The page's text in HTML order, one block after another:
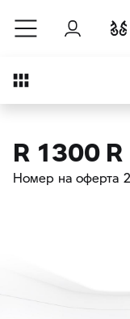
Към основното
Вход
Преглед
R 1300 R
Номер на оферта